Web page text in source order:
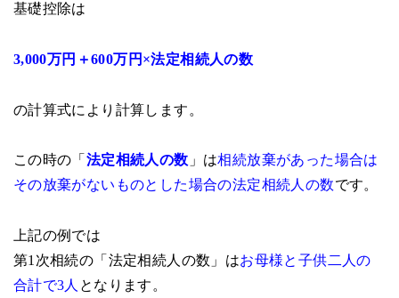
基礎控除は
3,000万円＋600万円×法定相続人の数
の計算式により計算します。
この時の「 法定相続人の数 」は相続放棄があった場合は
その放棄がないものとした場合の法定相続人の数です。
上記の例では
第1次相続の「法定相続人の数」はお母様と子供二人の
合計で3人 となります。